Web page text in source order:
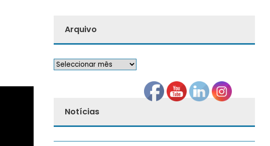
Arquivo
Notícias